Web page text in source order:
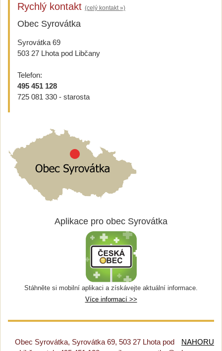
Rychlý kontakt (celý kontakt »)
Obec Syrovátka
Syrovátka 69
503 27 Lhota pod Libčany
Telefon:
495 451 128
725 081 330 - starosta
Aplikace pro obec Syrovátka
Stáhněte si mobilní aplikaci a získávejte aktuální informace.
Více informací >>
NAHORU
Obec Syrovátka, Syrovátka 69, 503 27 Lhota pod